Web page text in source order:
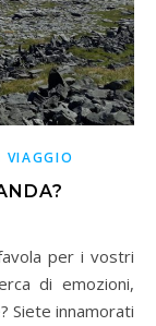
VIAGGIO
di emozioni,
Siete innamorati